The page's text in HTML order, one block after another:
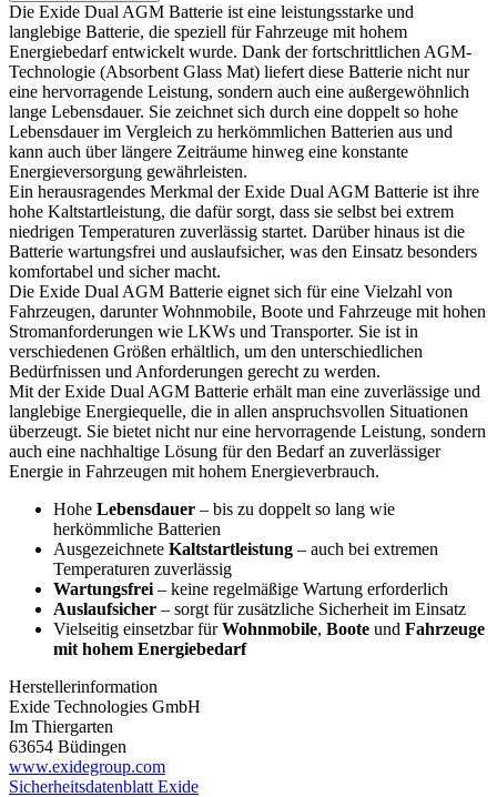
Die Exide Dual AGM Batterie ist eine leistungsstarke und
langlebige Batterie, die speziell für Fahrzeuge mit hohem
Energiebedarf entwickelt wurde. Dank der fortschrittlichen AGM-
Technologie (Absorbent Glass Mat) liefert diese Batterie nicht nur
eine hervorragende Leistung, sondern auch eine außergewöhnlich
lange Lebensdauer. Sie zeichnet sich durch eine doppelt so hohe
Lebensdauer im Vergleich zu herkömmlichen Batterien aus und
kann auch über längere Zeiträume hinweg eine konstante
Energieversorgung gewährleisten.
Ein herausragendes Merkmal der Exide Dual AGM Batterie ist ihre
hohe Kaltstartleistung, die dafür sorgt, dass sie selbst bei extrem
niedrigen Temperaturen zuverlässig startet. Darüber hinaus ist die
Batterie wartungsfrei und auslaufsicher, was den Einsatz besonders
komfortabel und sicher macht.
Die Exide Dual AGM Batterie eignet sich für eine Vielzahl von
Fahrzeugen, darunter Wohnmobile, Boote und Fahrzeuge mit hohen
Stromanforderungen wie LKWs und Transporter. Sie ist in
verschiedenen Größen erhältlich, um den unterschiedlichen
Bedürfnissen und Anforderungen gerecht zu werden.
Mit der Exide Dual AGM Batterie erhält man eine zuverlässige und
langlebige Energiequelle, die in allen anspruchsvollen Situationen
überzeugt. Sie bietet nicht nur eine hervorragende Leistung, sondern
auch eine nachhaltige Lösung für den Bedarf an zuverlässiger
Energie in Fahrzeugen mit hohem Energieverbrauch.
Hohe Lebensdauer – bis zu doppelt so lang wie
herkömmliche Batterien
Ausgezeichnete Kaltstartleistung – auch bei extremen
Temperaturen zuverlässig
Wartungsfrei – keine regelmäßige Wartung erforderlich
Auslaufsicher – sorgt für zusätzliche Sicherheit im Einsatz
Vielseitig einsetzbar fürWohnmobile, Boote und Fahrzeuge
mit hohem Energiebedarf
Herstellerinformation
Exide Technologies GmbH
Im Thiergarten
63654 Büdingen
www.exidegroup.com
Sicherheitsdatenblatt Exide